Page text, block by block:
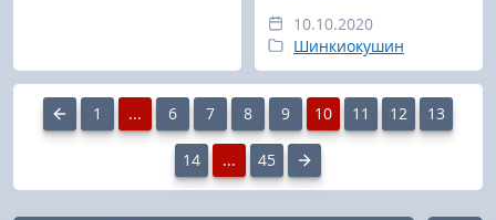
10.10.2020
Шинкиокушин
1 ... 6 7 8 9 10 11 12 13
14 ... 45